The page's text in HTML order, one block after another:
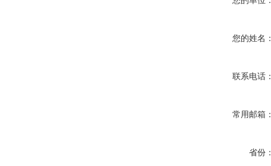
您的姓名：
联系电话：
常用邮箱：
省份：